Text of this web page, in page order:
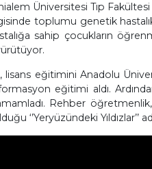
Üniversitesi Tıp Fakültesi
toplumu genetik
sahip çocukların
lisans eğitimini Anadolu
eğitimi aldı.
Rehber
‘’Yeryüzündeki